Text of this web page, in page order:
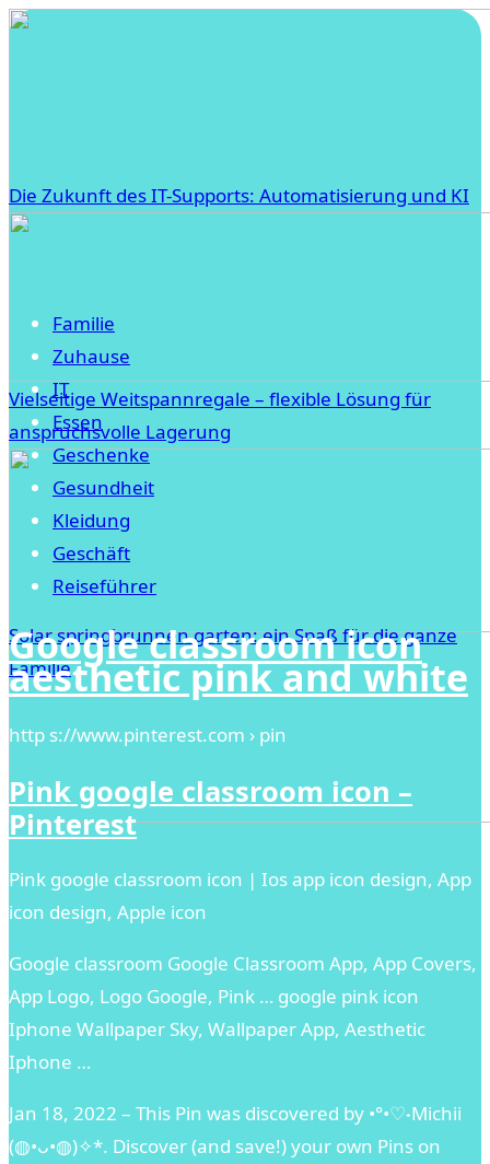
Die Zukunft des IT-Supports: Automatisierung und KI
Vielseitige Weitspannregale – flexible Lösung für
anspruchsvolle Lagerung
Solar springbrunnen garten: ein Spaß für die ganze
Familie
Familie
Zuhause
IT
Essen
Geschenke
Gesundheit
Kleidung
Geschäft
Reiseführer
Google classroom icon
aesthetic pink and white
http s://www.pinterest.com › pin
Pink google classroom icon –
Pinterest
Pink google classroom icon | Ios app icon design, App
icon design, Apple icon
Google classroom Google Classroom App, App Covers,
App Logo, Logo Google, Pink … google pink icon
Iphone Wallpaper Sky, Wallpaper App, Aesthetic
Iphone …
Jan 18, 2022 – This Pin was discovered by •°•♡⁠˖Michii
(⁠◍⁠•⁠ᴗ⁠•⁠◍⁠)⁠✧⁠*. Discover (and save!) your own Pins on